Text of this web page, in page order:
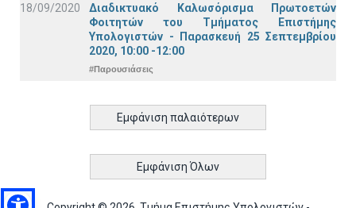
18/09/2020
Διαδικτυακό Καλωσόρισμα Πρωτοετών
Φοιτητών του Τμήματος Επιστήμης
Υπολογιστών - Παρασκευή 25 Σεπτεμβρίου
2020, 10:00 -12:00
#Παρουσιάσεις
Εμφάνιση παλαιότερων
Εμφάνιση Όλων